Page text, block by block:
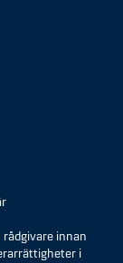
innan
i